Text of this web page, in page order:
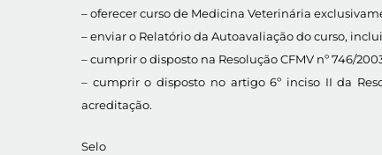
– oferecer curso de Medicina Veterinária
– enviar o Relatório da Autoavaliação do curso,
– cumprir o disposto na Resolução CFMV nº 746/
– cumprir o disposto no artigo 6º inciso II da
acreditação.
Selo